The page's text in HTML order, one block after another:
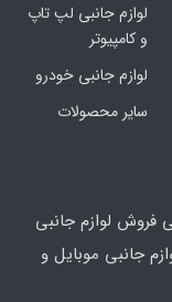
لوازم جانبی لپ تاپ
و کامپیوتر
لوازم جانبی خودرو
سایر محصولات
لوازم جانبی
انواع لوازم جانبی موبایل و